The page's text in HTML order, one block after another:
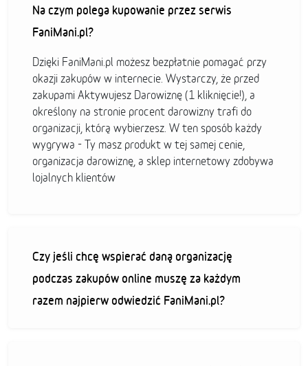
Na czym polega kupowanie przez serwis
FaniMani.pl?
Dzięki FaniMani.pl możesz bezpłatnie pomagać przy
okazji zakupów w internecie. Wystarczy, że przed
zakupami Aktywujesz Darowiznę (1 kliknięcie!), a
określony na stronie procent darowizny trafi do
organizacji, którą wybierzesz. W ten sposób każdy
wygrywa - Ty masz produkt w tej samej cenie,
organizacja darowiznę, a sklep internetowy zdobywa
lojalnych klientów
Czy jeśli chcę wspierać daną organizację
podczas zakupów online muszę za każdym
razem najpierw odwiedzić FaniMani.pl?